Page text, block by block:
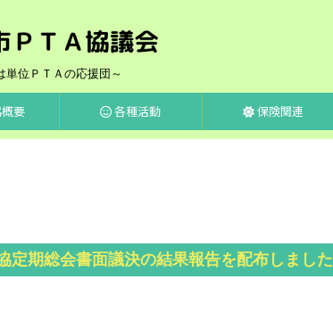
単位ＰＴＡの応援団～
要 各種活動 保険関連
定期総会書面議決の結果報告を配布しました